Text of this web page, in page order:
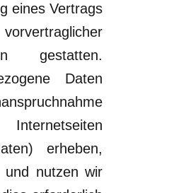
einesVertrags
gestatten.
Daten
erheben,
und nutzen wir